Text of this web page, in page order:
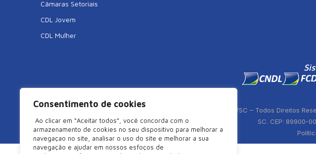
Consentimento de cookies
Ao clicar em “Aceitar todos”, você concorda com o
armazenamento de cookies no seu dispositivo para melhorar a
navegaçao no site, analisar o uso do site e melhorar a sua
navegação e ajudar em nossos esfoços de
Câmaras Setoriais
CDL Jovem
CDL Mulher
©2026 Câmara de Dirigentes Lojistas de São Miguel do Oeste/SC – Todos Direitos
SC. CEP: 89900-